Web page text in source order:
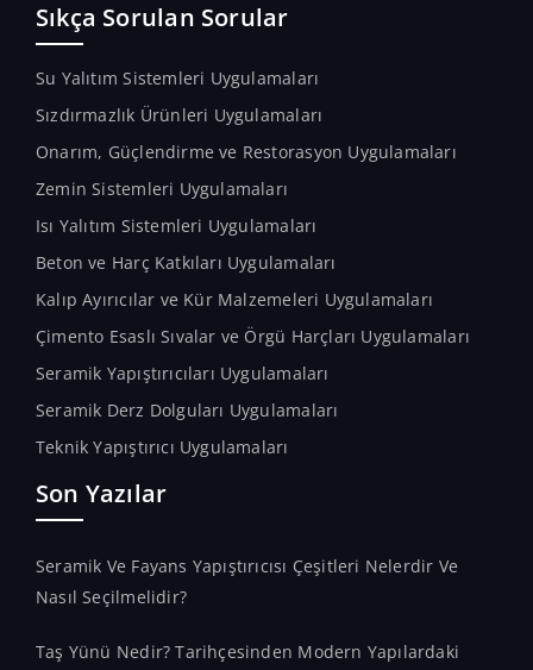
Sıkça Sorulan Sorular
Su Yalıtım Sistemleri Uygulamaları
Sızdırmazlık Ürünleri Uygulamaları
Onarım, Güçlendirme ve Restorasyon Uygulamaları
Zemin Sistemleri Uygulamaları
Isı Yalıtım Sistemleri Uygulamaları
Beton ve Harç Katkıları Uygulamaları
Kalıp Ayırıcılar ve Kür Malzemeleri Uygulamaları
Çimento Esaslı Sıvalar ve Örgü Harçları Uygulamaları
Seramik Yapıştırıcıları Uygulamaları
Seramik Derz Dolguları Uygulamaları
Teknik Yapıştırıcı Uygulamaları
Son Yazılar
Seramik Ve Fayans Yapıştırıcısı Çeşitleri Nelerdir Ve
Nasıl Seçilmelidir?
Taş Yünü Nedir? Tarihçesinden Modern Yapılardaki